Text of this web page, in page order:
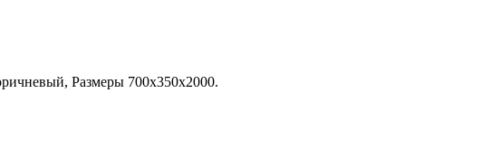
Размеры 700х350х2000.